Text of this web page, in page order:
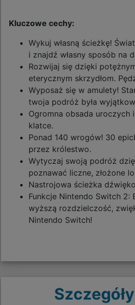
Kluczowe cechy:
Wykuj własną ścieżkę!
i znajdź własny sposób na
Rozwijaj się dzięki
eterycznym skrzydłom.
Wyposaż się w amulety!
twoja podróż była
Ogromna obsada
klatce.
Ponad 140 wrogów! 30
przez królestwo.
Wytyczaj swoją podróż
poznawać liczne, złożone
Nastrojowa ścieżka
Funkcje Nintendo Switch
wyższą rozdzielczość,
Nintendo Switch!